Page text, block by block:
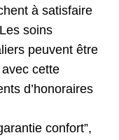
à satisfaire
soins
peuvent être
cette
d’honoraires
confort”,